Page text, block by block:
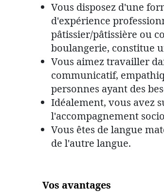
Vous disposez d'une
d'expérience
pâtissier/pâtissière ou
boulangerie, constitue
Vous aimez travailler
communicatif,
personnes ayant des
Idéalement, vous avez
l'accompagnement
Vous êtes de langue
de l'autre langue.
Vos avantages